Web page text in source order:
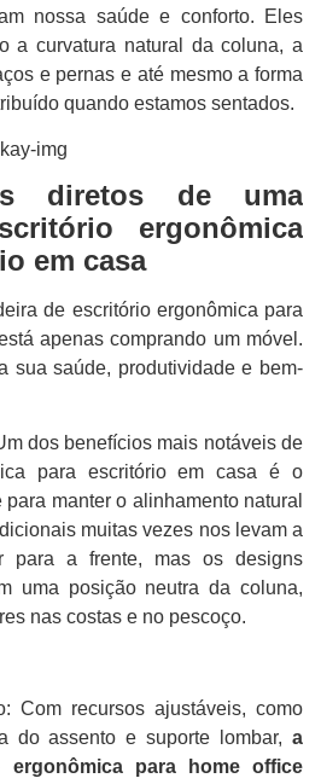
nossa saúde e conforto. Eles
a curvatura natural da coluna, a
e pernas e até mesmo a forma
quando estamos sentados.
diretos de uma
ergonômica
em casa
de escritório ergonômica para
apenas comprando um móvel.
sua saúde, produtividade e bem-
dos benefícios mais notáveis ​​de
para escritório em casa é o
manter o alinhamento natural
muitas vezes nos levam a
para a frente, mas os designs
uma posição neutra da coluna,
nas costas e no pescoço.
Com recursos ajustáveis, como
do assento e suporte lombar, a
ergonômica para home office